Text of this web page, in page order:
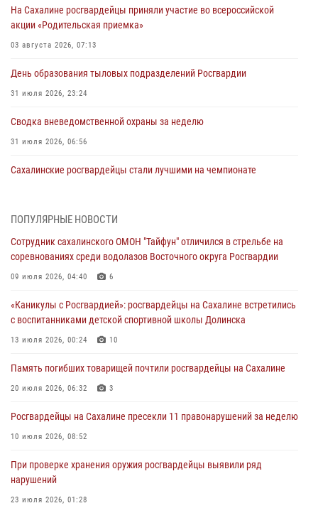
На Сахалине росгвардейцы приняли участие во всероссийской
акции «Родительская приемка»
03 августа 2026, 07:13
День образования тыловых подразделений Росгвардии
31 июля 2026, 23:24
Сводка вневедомственной охраны за неделю
31 июля 2026, 06:56
Сахалинские росгвардейцы стали лучшими на чемпионате
методические сборы с сотрудниками контрольно-технических
пунктов
30 июля 2026, 07:18
8 единиц огнестрельного оружия и 400 патронов изъяли
росгвардейцы у нарушителей на Сахалине
30 июля 2026, 07:02
Сводка вневедомственной охраны за неделю
24 июля 2026, 05:58
ПОПУЛЯРНЫЕ НОВОСТИ
Сотрудник сахалинского ОМОН "Тайфун" отличился в стрельбе на
соревнованиях среди водолазов Восточного округа Росгвардии
09 июля 2026, 04:40 6
«Каникулы с Росгвардией»: росгвардейцы на Сахалине встретились
с воспитанниками детской спортивной школы Долинска
13 июля 2026, 00:24 10
Память погибших товарищей почтили росгвардейцы на Сахалине
20 июля 2026, 06:32 3
Росгвардейцы на Сахалине пресекли 11 правонарушений за неделю
10 июля 2026, 08:52
При проверке хранения оружия росгвардейцы выявили ряд
нарушений
23 июля 2026, 01:28